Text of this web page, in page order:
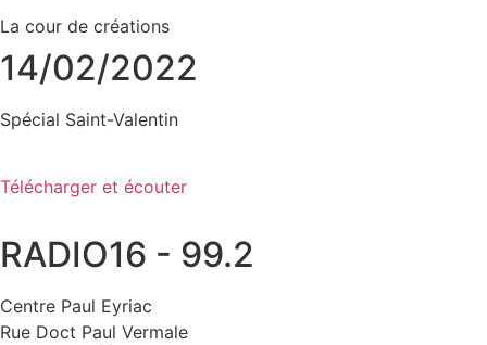
La cour de créations
14/02/2022
Spécial Saint-Valentin
Télécharger et écouter
RADIO16 - 99.2
Centre Paul Eyriac
Rue Doct Paul Vermale